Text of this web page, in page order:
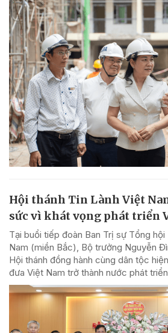
Hội thánh Tin Lành Việt
sức vì khát vọng phát triển
Tại buổi tiếp đoàn Ban Trị sự Tổng hội
Nam (miền Bắc), Bộ trưởng Nguyễn
Hội thánh đồng hành cùng dân tộc
đưa Việt Nam trở thành nước phát